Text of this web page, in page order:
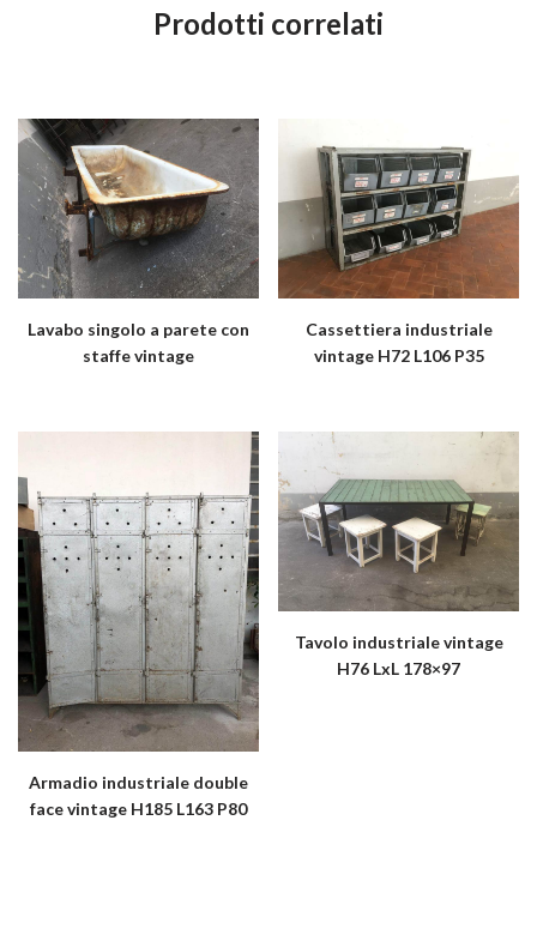
Prodotti correlati
Lavabo singolo a parete con
staffe vintage
Cassettiera industriale
vintage H72 L106 P35
Armadio industriale double
face vintage H185 L163 P80
Tavolo industriale vintage
H76 LxL 178×97